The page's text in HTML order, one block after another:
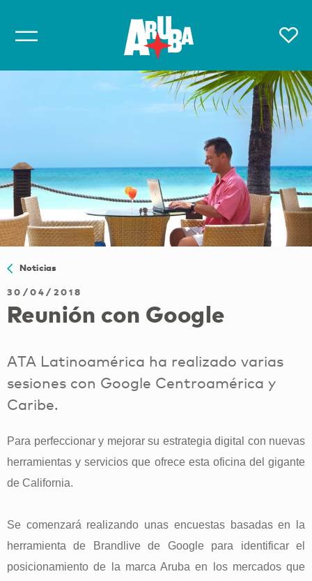
Noticias
30/04/2018
Reunión con Google
ATA Latinoamérica ha realizado varias
sesiones con Google Centroamérica y
Caribe.
Para perfeccionar y mejorar su estrategia digital con nuevas
herramientas y servicios que ofrece esta oficina del gigante
de California.
Se comenzará realizando unas encuestas basadas en la
herramienta de Brandlive de Google para identificar el
posicionamiento de la marca Aruba en los mercados que